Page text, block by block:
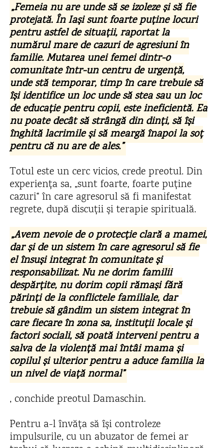
„Femeia nu are unde să se izoleze și să fie
protejată. În Iași sunt foarte puține locuri
pentru astfel de situații, raportat la
numărul mare de cazuri de agresiuni în
familie. Mutarea unei femei dintr-o
comunitate într-un centru de urgență,
unde stă temporar, timp în care trebuie să
își identifice un loc unde să stea sau un loc
de educație pentru copii, este ineficientă. Ea
nu poate decât să strângă din dinți, să își
înghită lacrimile și să meargă înapoi la soț
pentru că nu are de ales.”
Totul este un cerc vicios, crede preotul. Din
experiența sa, „sunt foarte, foarte puține
cazuri“ în care agresorul să fi manifestat
regrete, după discuții și terapie spirituală.
„Avem nevoie de o protecție clară a mamei,
dar și de un sistem în care agresorul să fie
el însuși integrat în comunitate și
responsabilizat. Nu ne dorim familii
despărțite, nu dorim copii rămași fără
părinți de la conflictele familiale, dar
trebuie să gândim un sistem integrat în
care fiecare în zona sa, instituții locale și
factori sociali, să poată interveni pentru a
salva de la violență mai întâi mama și
copilul și ulterior pentru a aduce familia la
un nivel de viață normal”
, conchide preotul Damaschin.
Pentru a-l învăța să își controleze
impulsurile, cu un abuzator de femei ar